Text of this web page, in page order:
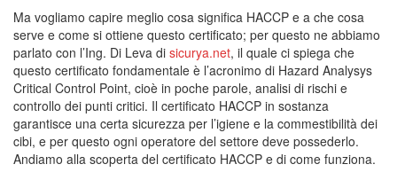
Ma vogliamo capire meglio cosa significa HACCP e a che cosa
serve e come si ottiene questo certificato; per questo ne abbiamo
parlato con l’Ing. Di Leva di sicurya.net, il quale ci spiega che
questo certificato fondamentale è l’acronimo di Hazard Analysys
Critical Control Point, cioè in poche parole, analisi di rischi e
controllo dei punti critici. Il certificato HACCP in sostanza
garantisce una certa sicurezza per l’igiene e la commestibilità dei
cibi, e per questo ogni operatore del settore deve possederlo.
Andiamo alla scoperta del certificato HACCP e di come funziona.